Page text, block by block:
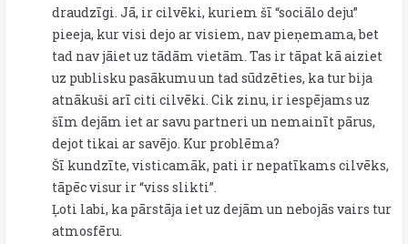
draudzīgi. Jā, ir cilvēki, kuriem šī “sociālo deju”
pieeja, kur visi dejo ar visiem, nav pieņemama, bet
tad nav jāiet uz tādām vietām. Tas ir tāpat kā aiziet
uz publisku pasākumu un tad sūdzēties, ka tur bija
atnākuši arī citi cilvēki. Cik zinu, ir iespējams uz
šīm dejām iet ar savu partneri un nemainīt pārus,
dejot tikai ar savējo. Kur problēma?
Šī kundzīte, visticamāk, pati ir nepatīkams cilvēks,
tāpēc visur ir “viss slikti”.
Ļoti labi, ka pārstāja iet uz dejām un nebojās vairs tur
atmosfēru.